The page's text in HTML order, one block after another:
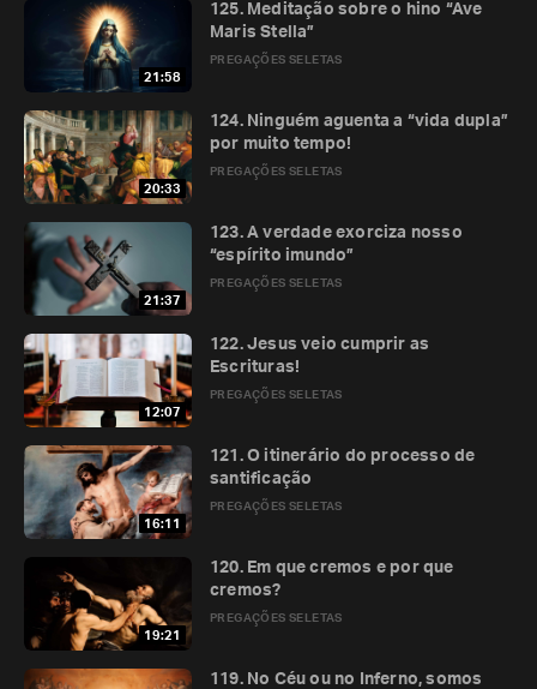
21:58
PREGAÇÕES SELETAS
125. Meditação sobre o hino “Ave
Maris Stella”
20:33
PREGAÇÕES SELETAS
124. Ninguém aguenta a “vida dupla”
por muito tempo!
21:37
PREGAÇÕES SELETAS
123. A verdade exorciza nosso
“espírito imundo”
12:07
PREGAÇÕES SELETAS
122. Jesus veio cumprir as
Escrituras!
16:11
PREGAÇÕES SELETAS
121. O itinerário do processo de
santificação
19:21
PREGAÇÕES SELETAS
120. Em que cremos e por que
cremos?
119. No Céu ou no Inferno, somos